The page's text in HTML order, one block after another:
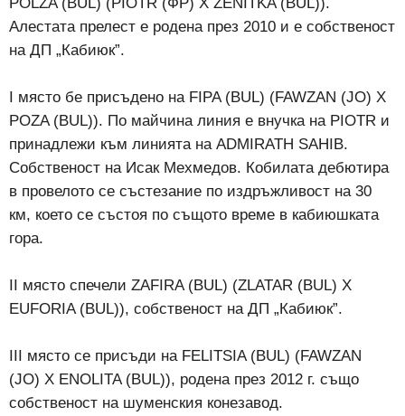
Алестата прелест е родена през 2010 и е собственост
на ДП „Кабиюк”.
I място бе присъдено на FIPA (BUL) (FAWZAN (JO) X
POZA (BUL)). По майчина линия е внучка на PIOTR и
принадлежи към линията на ADMIRATH SAHIB.
Собственост на Исак Мехмедов. Кобилата дебютира
в провелото се състезание по издръжливост на 30
км, което се състоя по същото време в кабиюшката
гора.
II място спечели ZAFIRA (BUL) (ZLATAR (BUL) X
EUFORIA (BUL)), собственост на ДП „Кабиюк”.
III място се присъди на FELITSIA (BUL) (FAWZAN
(JO) X ENOLITA (BUL)), родена през 2012 г. също
собственост на шуменския конезавод.